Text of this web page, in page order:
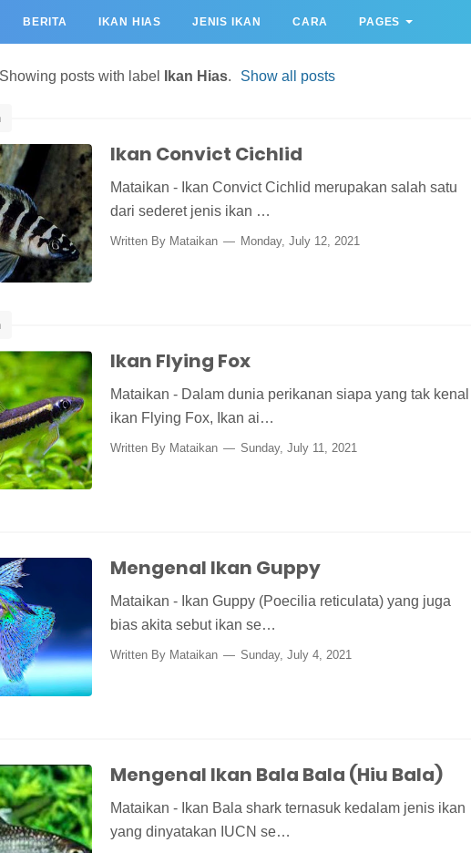
BERITA IKAN HIAS JENIS IKAN CARA PAGES
Showing posts with label Ikan Hias. Show all posts
Ikan Convict Cichlid
Mataikan - Ikan Convict Cichlid merupakan salah satu
dari sederet jenis ikan …
Written By Mataikan Monday, July 12, 2021
Ikan Flying Fox
Mataikan - Dalam dunia perikanan siapa yang tak kenal
ikan Flying Fox, Ikan ai…
Written By Mataikan Sunday, July 11, 2021
Mengenal Ikan Guppy
Mataikan - Ikan Guppy (Poecilia reticulata) yang juga
bias akita sebut ikan se…
Written By Mataikan Sunday, July 4, 2021
Mengenal Ikan Bala Bala (Hiu Bala)
Mataikan - Ikan Bala shark ternasuk kedalam jenis ikan
yang dinyatakan IUCN se…